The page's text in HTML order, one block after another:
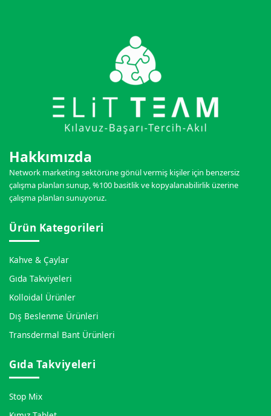
Hakkımızda
Network marketing sektörüne gönül vermiş kişiler için benzersiz
çalışma planları sunup, %100 basitlik ve kopyalanabilirlik üzerine
çalışma planları sunuyoruz.
Ürün Kategorileri
Kahve & Çaylar
Gıda Takviyeleri
Kolloidal Ürünler
Dış Beslenme Ürünleri
Transdermal Bant Ürünleri
Gıda Takviyeleri
Stop Mix